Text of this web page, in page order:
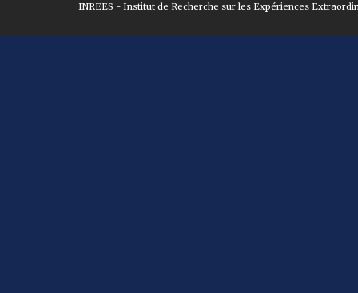
INREES - Institut de Recherche sur les Expériences